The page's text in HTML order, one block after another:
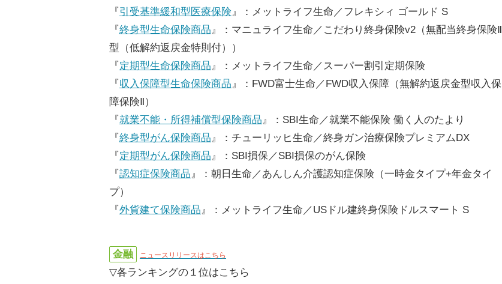
『引受基準緩和型医療保険』：メットライフ生命／フレキシィ ゴールド S
『終身型生命保険商品』：マニュライフ生命／こだわり終身保険v2（無配当終身保険Ⅱ
型（低解約返戻金特則付））
『定期型生命保険商品』：メットライフ生命／スーパー割引定期保険
『収入保障型生命保険商品』：FWD富士生命／FWD収入保障（無解約返戻金型収入保
障保険Ⅱ）
『就業不能・所得補償型保険商品』：SBI生命／就業不能保険 働く人のたより
『終身型がん保険商品』：チューリッヒ生命／終身ガン治療保険プレミアムDX
『定期型がん保険商品』：SBI損保／SBI損保のがん保険
『認知症保険商品』：朝日生命／あんしん介護認知症保険（一時金タイプ+年金タイ
プ）
『外貨建て保険商品』：メットライフ生命／USドル建終身保険ドルスマート S
金融 ニュースリリースはこちら
▽各ランキングの１位はこちら